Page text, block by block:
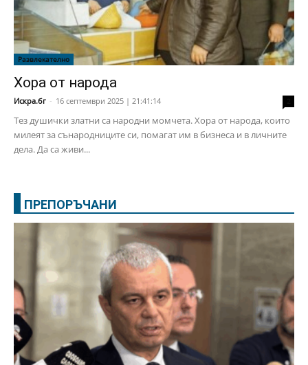
Развлекателно
Хора от народа
Искра.бг - 16 септември 2025 | 21:41:14
Тез душички златни са народни момчета. Хора от народа, които
милеят за сънародниците си, помагат им в бизнеса и в личните
дела. Да са живи...
ПРЕПОРЪЧАНИ